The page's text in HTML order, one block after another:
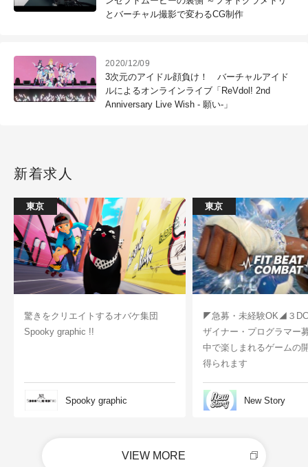
とバーチャル撮影で変わるCG制作
2020/12/09
3次元のアイドル顔負け！ バーチャルアイド
ルによるオンラインライブ「ReVdol! 2nd
Anniversary Live Wish - 願い-」
新着求人
東京
驚きをクリエイトするオバケ集団
Spooky graphic !!
Spooky graphic
東京
◤急募・未経験OK◢３
ザイナー・プログラマー
中で楽しまれるゲームの
得られます
New Story
VIEW MORE